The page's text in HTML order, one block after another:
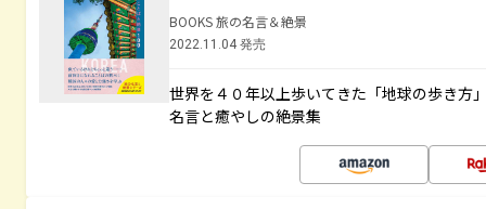
BOOKS 旅の名言＆絶景
2022.11.04 発売
世界を４０年以上歩いてきた「地球の歩き方
名言と癒やしの絶景集